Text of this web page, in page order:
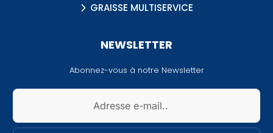
GRAISSE MULTISERVICE
NEWSLETTER
Abonnez-vous à notre Newsletter